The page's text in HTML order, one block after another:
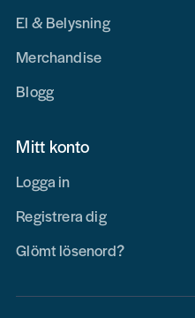
El & Belysning
Merchandise
Blogg
Mitt konto
Logga in
Registrera dig
Glömt lösenord?